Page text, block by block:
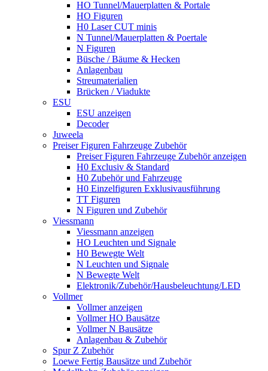
HO Tunnel/Mauerplatten & Portale
HO Figuren
H0 Laser CUT minis
N Tunnel/Mauerplatten & Poertale
N Figuren
Büsche / Bäume & Hecken
Anlagenbau
Streumaterialien
Brücken / Viadukte
ESU
ESU anzeigen
Decoder
Juweela
Preiser Figuren Fahrzeuge Zubehör
Preiser Figuren Fahrzeuge Zubehör anzeigen
H0 Exclusiv & Standard
H0 Zubehör und Fahrzeuge
H0 Einzelfiguren Exklusivausführung
TT Figuren
N Figuren und Zubehör
Viessmann
Viessmann anzeigen
HO Leuchten und Signale
H0 Bewegte Welt
N Leuchten und Signale
N Bewegte Welt
Elektronik/Zubehör/Hausbeleuchtung/LED
Vollmer
Vollmer anzeigen
Vollmer HO Bausätze
Vollmer N Bausätze
Anlagenbau & Zubehör
Spur Z Zubehör
Loewe Fertig Bausätze und Zubehör